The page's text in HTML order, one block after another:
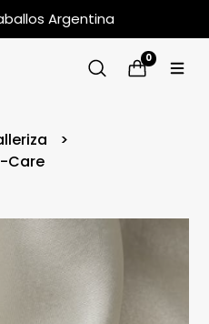
Argentina
0
Care